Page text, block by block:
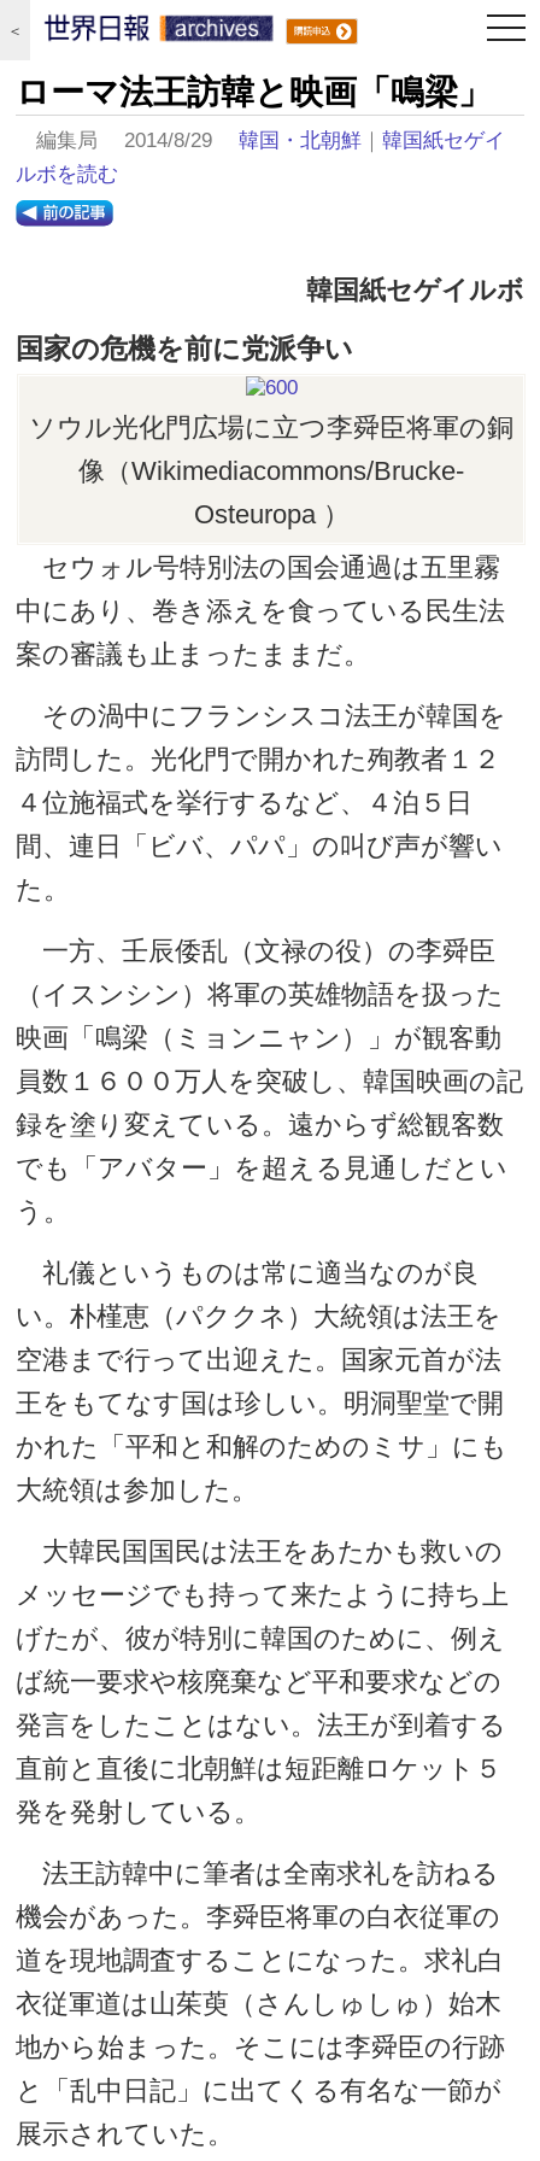
＜
ローマ法王訪韓と映画「鳴梁」
編集局 2014/8/29韓国・北朝鮮 ｜韓国紙セゲイ
ルボを読む
韓国紙セゲイルボ
国家の危機を前に党派争い
ソウル光化門広場に立つ李舜臣将軍の銅
像（Wikimediacommons/Brucke-
Osteuropa ）
セウォル号特別法の国会通過は五里霧
中にあり、巻き添えを食っている民生法
案の審議も止まったままだ。
その渦中にフランシスコ法王が韓国を
訪問した。光化門で開かれた殉教者１２
４位施福式を挙行するなど、４泊５日
間、連日「ビバ、パパ」の叫び声が響い
た。
一方、壬辰倭乱（文禄の役）の李舜臣
（イスンシン）将軍の英雄物語を扱った
映画「鳴梁（ミョンニャン）」が観客動
員数１６００万人を突破し、韓国映画の記
録を塗り変えている。遠からず総観客数
でも「アバター」を超える見通しだとい
う。
礼儀というものは常に適当なのが良
い。朴槿恵（パククネ）大統領は法王を
空港まで行って出迎えた。国家元首が法
王をもてなす国は珍しい。明洞聖堂で開
かれた「平和と和解のためのミサ」にも
大統領は参加した。
大韓民国国民は法王をあたかも救いの
メッセージでも持って来たように持ち上
げたが、彼が特別に韓国のために、例え
ば統一要求や核廃棄など平和要求などの
発言をしたことはない。法王が到着する
直前と直後に北朝鮮は短距離ロケット５
発を発射している。
法王訪韓中に筆者は全南求礼を訪ねる
機会があった。李舜臣将軍の白衣従軍の
道を現地調査することになった。求礼白
衣従軍道は山茱萸（さんしゅしゅ）始木
地から始まった。そこには李舜臣の行跡
と「乱中日記」に出てくる有名な一節が
展示されていた。